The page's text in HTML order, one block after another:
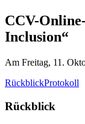
CCV-
Inclusion“
Am Freitag, 11.
RückblickProtokoll
Rückblick